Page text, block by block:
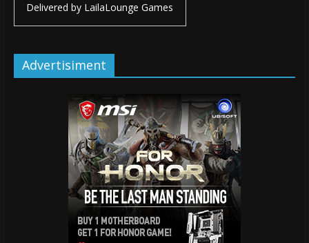
Delivered by LailaLounge Games
Advertisiment